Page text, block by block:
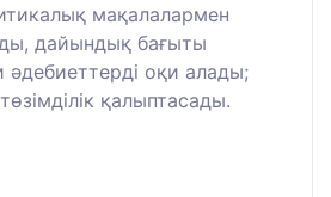
мақалалармен
дайындық бағыты
оқи алады;
қалыптасады.